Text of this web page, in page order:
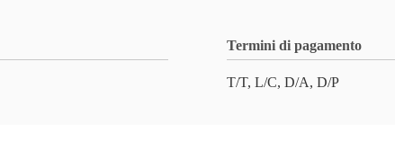
Termini di pagamento
T/T, L/C, D/A, D/P